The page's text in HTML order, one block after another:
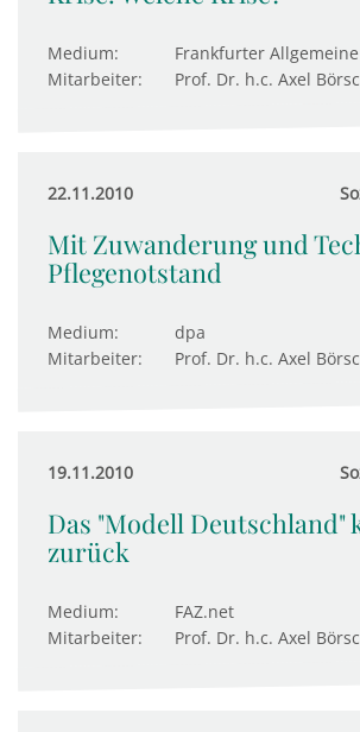
Medium:
Frankfurter
Mitarbeiter:
Prof. Dr. h.c. Axel
22.11.2010
Mit Zuwanderung und
Pflegenotstand
Medium:
dpa
Mitarbeiter:
Prof. Dr. h.c. Axel
19.11.2010
Das "Modell Deutschland"
zurück
Medium:
FAZ.net
Mitarbeiter:
Prof. Dr. h.c. Axel